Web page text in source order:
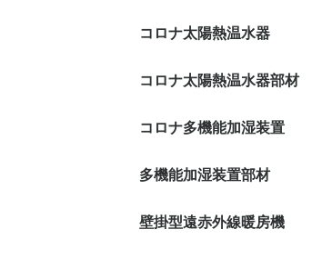
コロナ太陽熱温水器
コロナ太陽熱温水器部材
コロナ多機能加湿装置
多機能加湿装置部材
壁掛型遠赤外線暖房機